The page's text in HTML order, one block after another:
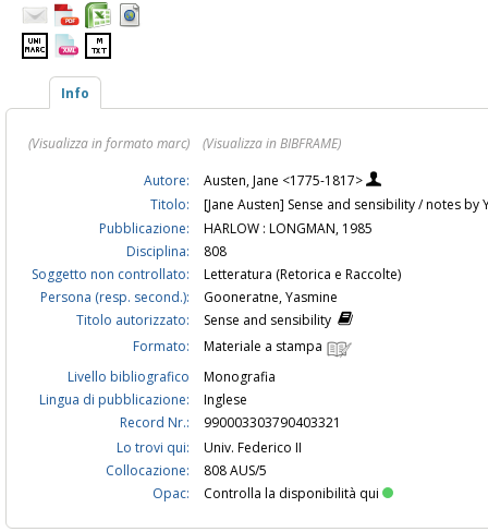
Info
(Visualizza in formato marc)
(Visualizza in BIBFRAME)
Autore:
Austen, Jane <1775-1817>
Titolo:
[Jane Austen] Sense and sensibility / notes
Pubblicazione:
HARLOW : LONGMAN, 1985
Disciplina:
808
Soggetto non controllato:
Letteratura (Retorica e Raccolte)
Persona (resp. second.):
Gooneratne, Yasmine
Titolo autorizzato:
Sense and sensibility
Formato:
Materiale a stampa
Livello bibliografico
Monografia
Lingua di pubblicazione:
Inglese
Record Nr.:
990003303790403321
Lo trovi qui:
Univ. Federico II
Collocazione:
808 AUS/5
Opac:
Controlla la disponibilità qui